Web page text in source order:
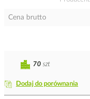
Cena brutto
Dodaj do porównania
70 szt